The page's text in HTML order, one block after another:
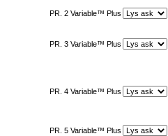
PR. 2 Variable™ Plus
PR. 3 Variable™ Plus
PR. 4 Variable™ Plus
PR. 5 Variable™ Plus